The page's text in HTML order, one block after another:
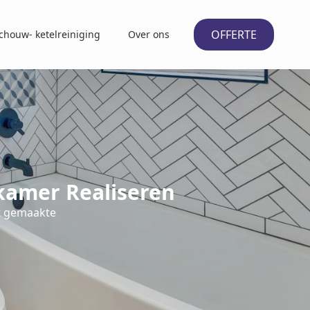
ketelreiniging Over ons OFFERTE
Realiseren
gemaakte